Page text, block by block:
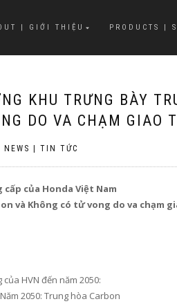
| GIỚI THIỆU PRODUCTS |
KHU TRƯNG BÀY
DO VA CHẠM GIAO
NEWS | TIN TỨC
của Honda Việt Nam
và Không có tử vong do va chạm
HVN đến năm 2050:
2050: Trung hòa Carbon